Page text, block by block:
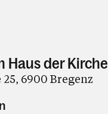
Haus der Kirche
6900 Bregenz